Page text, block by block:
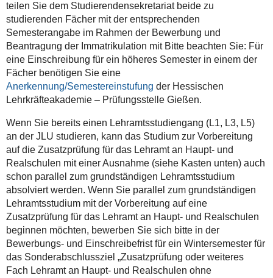
teilen Sie dem Studierendensekretariat beide zu
studierenden Fächer mit der entsprechenden
Semesterangabe im Rahmen der Bewerbung und
Beantragung der Immatrikulation mit Bitte beachten Sie: Für
eine Einschreibung für ein höheres Semester in einem der
Fächer benötigen Sie eine
Anerkennung/Semestereinstufung der Hessischen
Lehrkräfteakademie – Prüfungsstelle Gießen.
Wenn Sie bereits einen Lehramtsstudiengang (L1, L3, L5)
an der JLU studieren, kann das Studium zur Vorbereitung
auf die Zusatzprüfung für das Lehramt an Haupt- und
Realschulen mit einer Ausnahme (siehe Kasten unten) auch
schon parallel zum grundständigen Lehramtsstudium
absolviert werden. Wenn Sie parallel zum grundständigen
Lehramtsstudium mit der Vorbereitung auf eine
Zusatzprüfung für das Lehramt an Haupt- und Realschulen
beginnen möchten, bewerben Sie sich bitte in der
Bewerbungs- und Einschreibefrist für ein Wintersemester für
das Sonderabschlussziel „Zusatzprüfung oder weiteres
Fach Lehramt an Haupt- und Realschulen ohne